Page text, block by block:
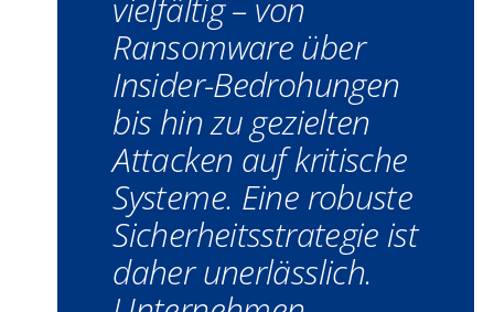
vielfältig – von
Ransomware über
Insider-Bedrohungen
bis hin zu gezielten
Attacken auf kritische
Systeme. Eine robuste
Sicherheitsstrategie ist
daher unerlässlich.